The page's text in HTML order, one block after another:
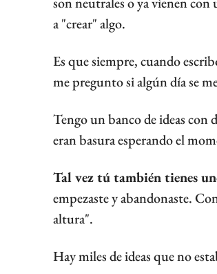
a "crear" algo.
Es que siempre, cuando
me pregunto si algún día se
Tengo un banco de ideas con
eran basura esperando el
Tal vez tú también tienes
empezaste y abandonaste.
altura".
Hay miles de ideas que no